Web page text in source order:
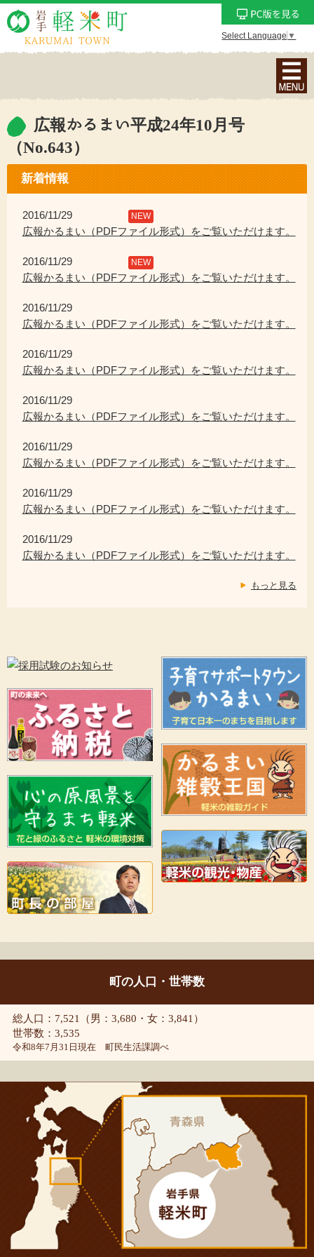
Select Language ▼
ナ
ビ
ン
メ
表
広報かるまい平成24年10月号
（No.643）
新着情報
2016/11/29 NEW
広報かるまい（PDFファイル形式）をご覧いただけます。
2016/11/29 NEW
広報かるまい（PDFファイル形式）をご覧いただけます。
2016/11/29
広報かるまい（PDFファイル形式）をご覧いただけます。
2016/11/29
広報かるまい（PDFファイル形式）をご覧いただけます。
2016/11/29
広報かるまい（PDFファイル形式）をご覧いただけます。
2016/11/29
広報かるまい（PDFファイル形式）をご覧いただけます。
2016/11/29
広報かるまい（PDFファイル形式）をご覧いただけます。
2016/11/29
広報かるまい（PDFファイル形式）をご覧いただけます。
もっと見る
町の人口・世帯数
総人口：7,521（男：3,680・女：3,841）
世帯数：3,535
令和8年7月31日現在 町民生活課調べ